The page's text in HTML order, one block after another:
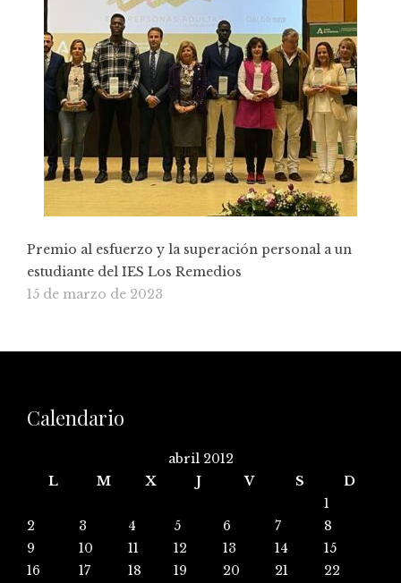
Premio al esfuerzo y la superación personal a un
estudiante del IES Los Remedios
15 de marzo de 2023
Calendario
abril 2012
L
M X J V S
D
1
2
3 4 5 6 7
8
9
10 11 12 13 14
15
16
17 18 19 20 21
22